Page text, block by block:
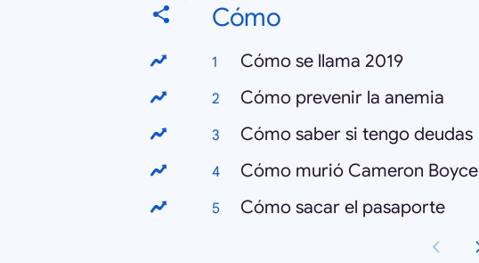
Cómo
Cómo se llama 2019
Cómo prevenir la anemia
Cómo saber si tengo deudas
Cómo murió Cameron Boyce
Cómo sacar el pasaporte